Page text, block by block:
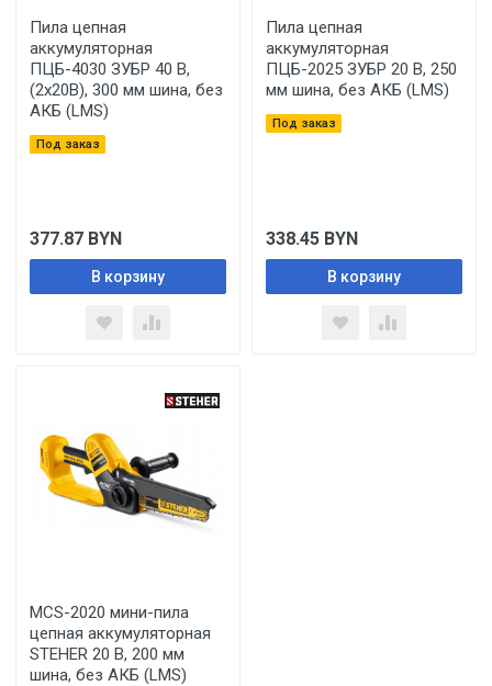
Пила цепная
аккумуляторная
ПЦБ-4030 ЗУБР 40 В,
(2x20В), 300 мм шина, без
АКБ (LMS)
Под заказ
377.87 BYN
В корзину
Пила цепная
аккумуляторная
ПЦБ-2025 ЗУБР 20 В, 250
мм шина, без АКБ (LMS)
Под заказ
338.45 BYN
В корзину
MCS-2020 мини-пила
цепная аккумуляторная
STEHER 20 В, 200 мм
шина, без АКБ (LMS)